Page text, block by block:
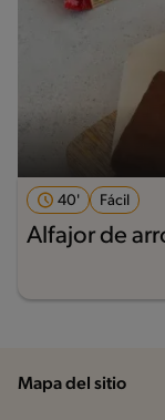
40' Fácil
Alfajor de
Mapa del sitio